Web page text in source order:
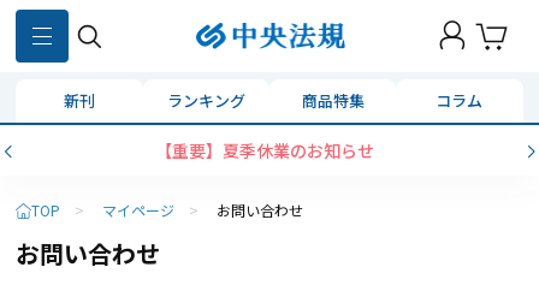
新刊 ランキング 商品特集 コラム
【重要】夏季休業のお知らせ
TOP > マイページ > お問い合わせ
お問い合わせ